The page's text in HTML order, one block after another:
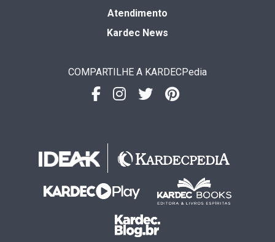
Atendimento
Kardec News
COMPARTILHE A KARDECPedia